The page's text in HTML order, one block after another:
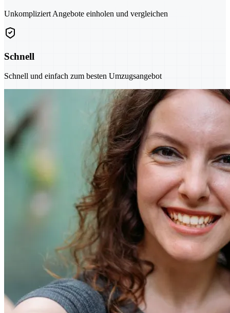
Unkompliziert Angebote einholen und vergleichen
Schnell
Schnell und einfach zum besten Umzugsangebot